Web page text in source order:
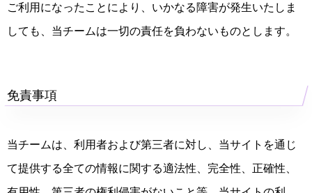
ご利用になったことにより、いかなる障害が発生いたしま
しても、当チームは一切の責任を負わないものとします。
免責事項
当チームは、利用者および第三者に対し、当サイトを通じ
て提供する全ての情報に関する適法性、完全性、正確性、